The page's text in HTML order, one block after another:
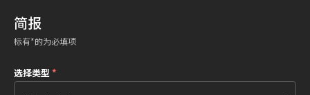
简报
标有*的为必填项
选择类型*